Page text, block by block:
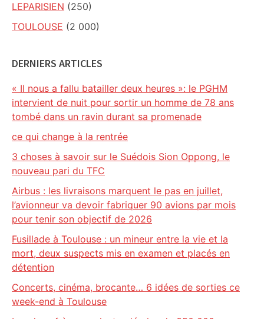
LEPARISIEN (250)
TOULOUSE (2 000)
DERNIERS ARTICLES
« Il nous a fallu batailler deux heures »: le PGHM
intervient de nuit pour sortir un homme de 78 ans
tombé dans un ravin durant sa promenade
ce qui change à la rentrée
3 choses à savoir sur le Suédois Sion Oppong, le
nouveau pari du TFC
Airbus : les livraisons marquent le pas en juillet,
l’avionneur va devoir fabriquer 90 avions par mois
pour tenir son objectif de 2026
Fusillade à Toulouse : un mineur entre la vie et la
mort, deux suspects mis en examen et placés en
détention
Concerts, cinéma, brocante… 6 idées de sorties ce
week-end à Toulouse